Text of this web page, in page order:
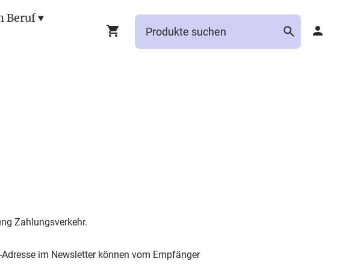
Beruf
Zahlungsverkehr.
im Newsletter können vom Empfänger